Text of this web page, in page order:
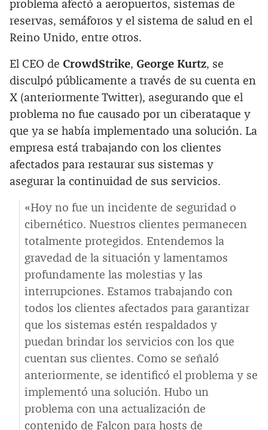
problema afectó a aeropuertos, sistemas de
reservas, semáforos y el sistema de salud en el
Reino Unido, entre otros.
El CEO de CrowdStrike, George Kurtz, se
disculpó públicamente a través de su cuenta en
X (anteriormente Twitter), asegurando que el
problema no fue causado por un ciberataque y
que ya se había implementado una solución. La
empresa está trabajando con los clientes
afectados para restaurar sus sistemas y
asegurar la continuidad de sus servicios.
«Hoy no fue un incidente de seguridad o
cibernético. Nuestros clientes permanecen
totalmente protegidos. Entendemos la
gravedad de la situación y lamentamos
profundamente las molestias y las
interrupciones. Estamos trabajando con
todos los clientes afectados para garantizar
que los sistemas estén respaldados y
puedan brindar los servicios con los que
cuentan sus clientes. Como se señaló
anteriormente, se identificó el problema y se
implementó una solución. Hubo un
problema con una actualización de
contenido de Falcon para hosts de